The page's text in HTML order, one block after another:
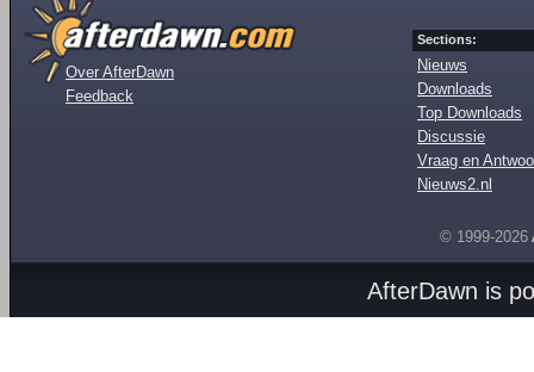
Over AfterDawn
Feedback
Sections:
Nieuws
Downloads
Top Downloads
Discussie
Vraag en
Nieuws2.nl
© 1999-2026
AfterDawn is